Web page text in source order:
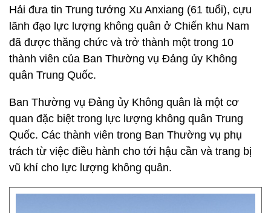
Hải đưa tin Trung tướng Xu Anxiang (61 tuổi), cựu
lãnh đạo lực lượng không quân ở Chiến khu Nam
đã được thăng chức và trở thành một trong 10
thành viên của Ban Thường vụ Đảng ủy Không
quân Trung Quốc.
Ban Thường vụ Đảng ủy Không quân là một cơ
quan đặc biệt trong lực lượng không quân Trung
Quốc. Các thành viên trong Ban Thường vụ phụ
trách từ việc điều hành cho tới hậu cần và trang bị
vũ khí cho lực lượng không quân.